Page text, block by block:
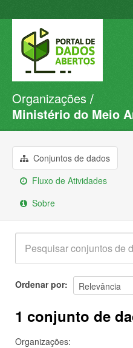
Conjuntos de dados
Organizações
Sobre
Organizações
Ministério do Meio
Conjuntos de dados
Fluxo de Atividades
Sobre
Ordenar por
1 conjunto de
Organizações: